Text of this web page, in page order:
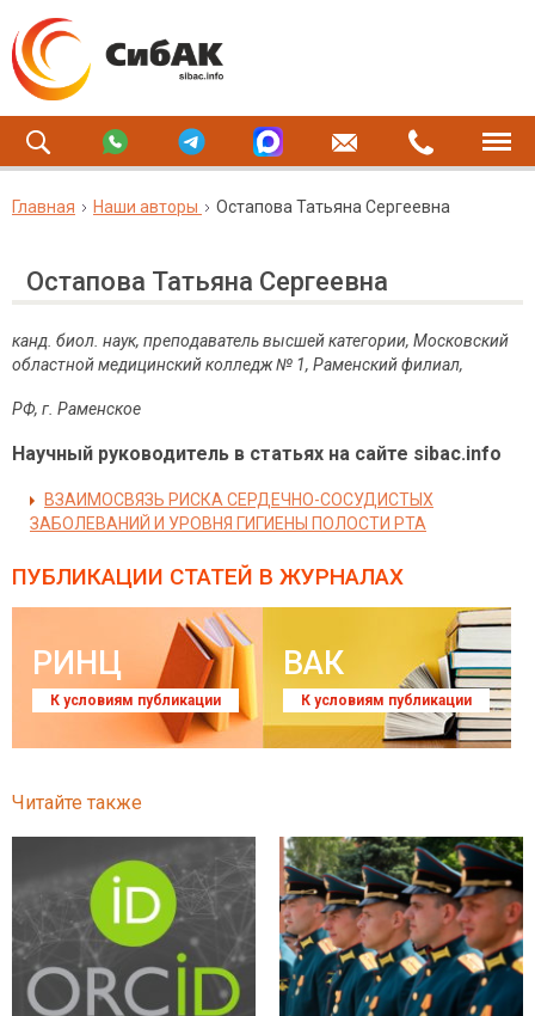
Главная Наши авторы Остапова Татьяна Сергеевна
Остапова Татьяна Сергеевна
канд. биол. наук, преподаватель высшей категории, Московский
областной медицинский колледж № 1, Раменский филиал,
РФ, г. Раменское
Научный руководитель в статьях на сайте sibac.info
ВЗАИМОСВЯЗЬ РИСКА СЕРДЕЧНО-СОСУДИСТЫХ
ЗАБОЛЕВАНИЙ И УРОВНЯ ГИГИЕНЫ ПОЛОСТИ РТА
ПУБЛИКАЦИИ СТАТЕЙ В ЖУРНАЛАХ
РИНЦ
К условиям публикации
ВАК
К условиям публикации
Читайте также